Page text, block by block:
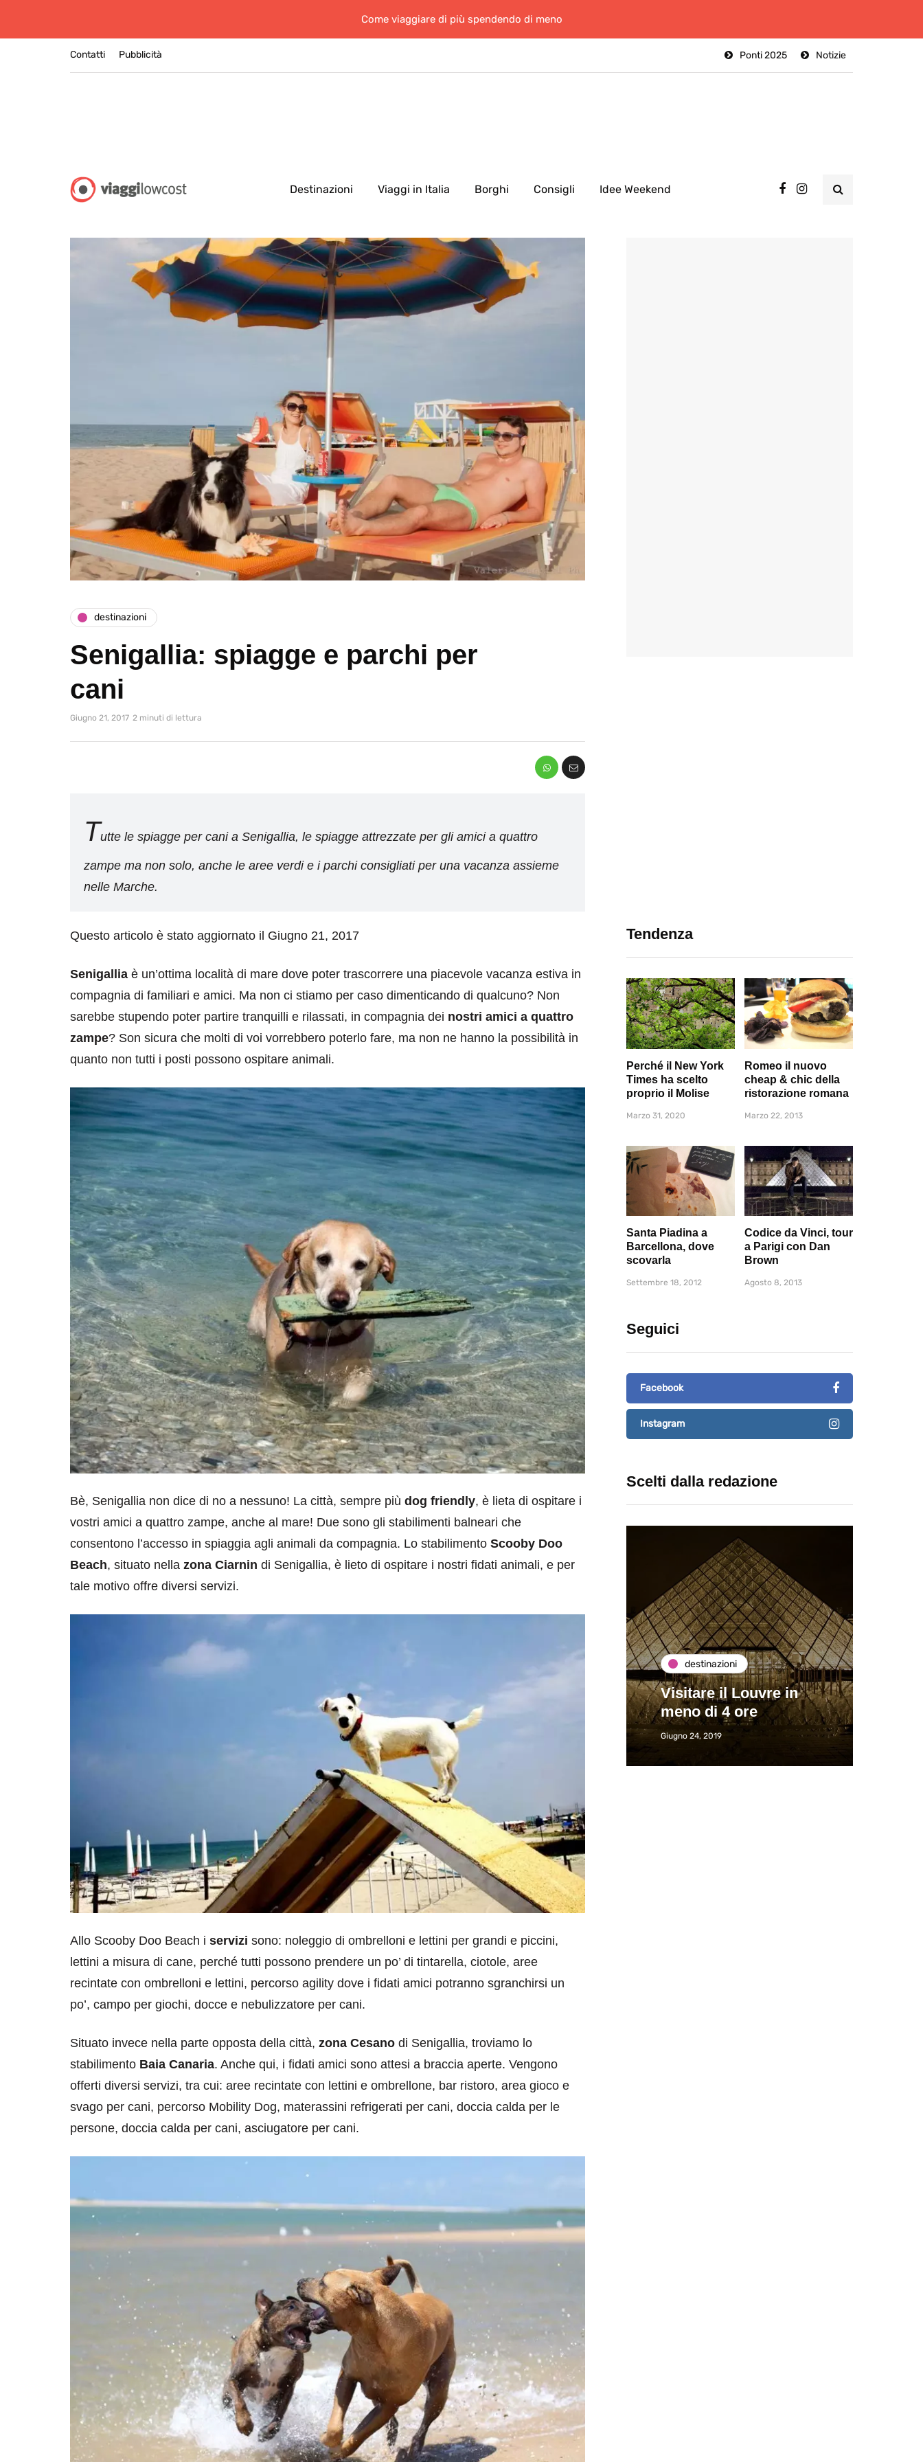
Come viaggiare di più spendendo di meno
Contatti Notizie
Ponti 2025
Pubblicità
Destinazioni Viaggi in Italia Borghi Consigli Idee Weekend
destinazioni
Senigallia: spiagge e parchi per
cani
Giugno 21, 2017 2 minuti di lettura
Tutte le spiagge per cani a Senigallia, le spiagge attrezzate per gli amici a quattro
zampe ma non solo, anche le aree verdi e i parchi consigliati per una vacanza assieme
nelle Marche.
Questo articolo è stato aggiornato il Giugno 21, 2017
Senigallia è un’ottima località di mare dove poter trascorrere una piacevole vacanza estiva in
compagnia di familiari e amici. Ma non ci stiamo per caso dimenticando di qualcuno? Non
sarebbe stupendo poter partire tranquilli e rilassati, in compagnia dei nostri amici a quattro
zampe? Son sicura che molti di voi vorrebbero poterlo fare, ma non ne hanno la possibilità in
quanto non tutti i posti possono ospitare animali.
Bè, Senigallia non dice di no a nessuno! La città, sempre più dog friendly, è lieta di ospitare i
vostri amici a quattro zampe, anche al mare! Due sono gli stabilimenti balneari che
consentono l’accesso in spiaggia agli animali da compagnia. Lo stabilimento Scooby Doo
Beach, situato nella zona Ciarnin di Senigallia, è lieto di ospitare i nostri fidati animali, e per
tale motivo offre diversi servizi.
Allo Scooby Doo Beach i servizi sono: noleggio di ombrelloni e lettini per grandi e piccini,
lettini a misura di cane, perché tutti possono prendere un po’ di tintarella, ciotole, aree
recintate con ombrelloni e lettini, percorso agility dove i fidati amici potranno sgranchirsi un
po’, campo per giochi, docce e nebulizzatore per cani.
Situato invece nella parte opposta della città, zona Cesano di Senigallia, troviamo lo
stabilimento Baia Canaria. Anche qui, i fidati amici sono attesi a braccia aperte. Vengono
offerti diversi servizi, tra cui: aree recintate con lettini e ombrellone, bar ristoro, area gioco e
svago per cani, percorso Mobility Dog, materassini refrigerati per cani, doccia calda per le
persone, doccia calda per cani, asciugatore per cani.
Tendenza
Perché il New York
Times ha scelto
proprio il Molise
Marzo 31, 2020
Romeo il nuovo
cheap & chic della
ristorazione romana
Marzo 22, 2013
Santa Piadina a
Barcellona, dove
scovarla
Settembre 18, 2012
Codice da Vinci, tour
a Parigi con Dan
Brown
Agosto 8, 2013
Seguici
Facebook
Instagram
Scelti dalla redazione
Paros e la Grecia di
Immaturi il Viaggio
Eventi di aprile 2026 a
Rimini e dintorni
Marzo 31, 2026
destinazioni
Visitare il Louvre in
meno di 4 ore
Giugno 24, 2019